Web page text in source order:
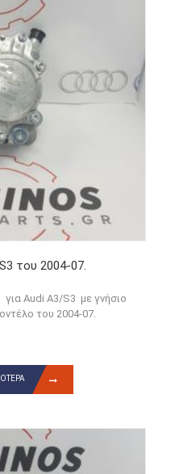
του 2004-07.
για Audi A3/S3 με γνήσιο
του 2004-07.